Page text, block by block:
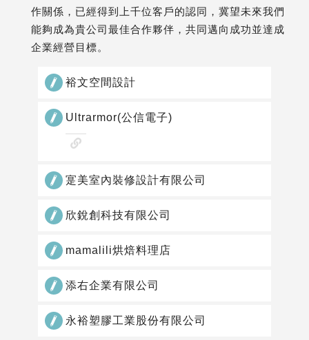
作關係，已經得到上千位客戶的認同，冀望未來我們
能夠成為貴公司最佳合作夥伴，共同邁向成功並達成
企業經營目標。
裕文空間設計
Ultrarmor(公信電子)
查
網
作
寔美室內裝修設計有限公司
欣銳創科技有限公司
mamalili烘焙料理店
添右企業有限公司
永裕塑膠工業股份有限公司